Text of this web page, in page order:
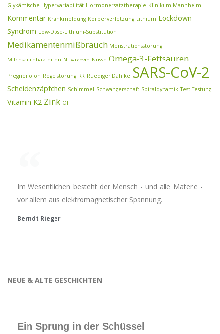
Glykämische Hypervariabilität Hormonersatztherapie Klinikum Mannheim
Kommentar Krankmeldung Körperverletzung Lithium Lockdown-
Syndrom Low-Dose-Lithium-Substitution
Medikamentenmißbrauch Menstrationsstörung
Milchsäurebakterien Nuvaxovid Nüsse Omega-3-Fettsäuren
Pregnenolon Regelstörung RR Ruediger Dahlke SARS-CoV-2
Scheidenzäpfchen Schimmel Schwangerschaft Spiraldynamik Test Testung
Vitamin K2 Zink Öl
Im Wesentlichen besteht der Mensch - und alle Materie -
vor allem aus elektromagnetischer Spannung.
Berndt Rieger
NEUE & ALTE GESCHICHTEN
Ein Sprung in der Schüssel